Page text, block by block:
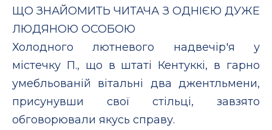
ЩО ЗНАЙОМИТЬ ЧИТАЧА З ОДНІЄЮ ДУЖЕ
ЛЮДЯНОЮ ОСОБОЮ
Холодного лютневого надвечір'я у
містечку П., що в штаті Кентуккі, в гарно
умебльованій вітальні два джентльмени,
присунувши свої стільці, завзято
обговорювали якусь справу.